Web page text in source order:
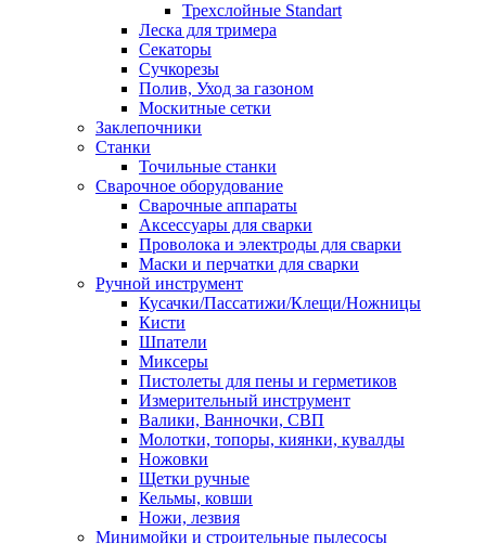
Трехслойные Standart
Леска для тримера
Секаторы
Сучкорезы
Полив, Уход за газоном
Москитные сетки
Заклепочники
Станки
Точильные станки
Сварочное оборудование
Сварочные аппараты
Аксессуары для сварки
Проволока и электроды для сварки
Маски и перчатки для сварки
Ручной инструмент
Кусачки/Пассатижи/Клещи/Ножницы
Кисти
Шпатели
Миксеры
Пистолеты для пены и герметиков
Измерительный инструмент
Валики, Ванночки, СВП
Молотки, топоры, киянки, кувалды
Ножовки
Щетки ручные
Кельмы, ковши
Ножи, лезвия
Минимойки и строительные пылесосы